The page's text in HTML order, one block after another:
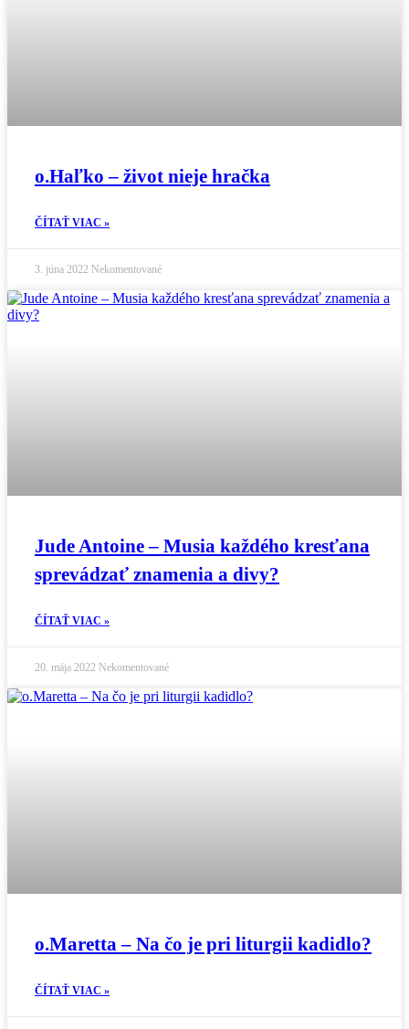
o.Haľko – život nieje hračka
ČÍTAŤ VIAC »
3. júna 2022 Nekomentované
Jude Antoine – Musia každého kresťana
sprevádzať znamenia a divy?
ČÍTAŤ VIAC »
20. mája 2022 Nekomentované
o.Maretta – Na čo je pri liturgii kadidlo?
ČÍTAŤ VIAC »